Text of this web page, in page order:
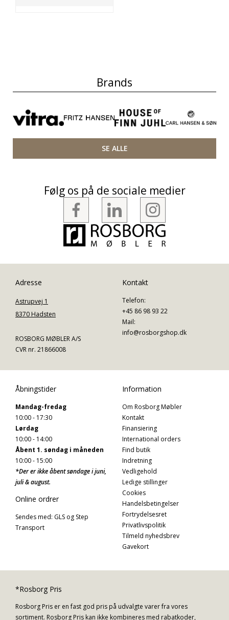
Brands
SE ALLE
Følg os på de sociale medier
Adresse
Astrupvej 1
8370 Hadsten
ROSBORG MØBLER A/S
CVR nr. 21866008
Kontakt
Telefon:
+45 86 98 93 22
Mail:
info@rosborgshop.dk
Åbningstider
Mandag-fredag
10:00 - 17:30
Lørdag
10:00 - 14:00
Åbent 1. søndag i måneden
10:00 - 15:00
*Der er ikke åbent søndage i juni,
juli & august.
Online ordrer
Sendes med: GLS og Step
Transport
Information
Om Rosborg Møbler
Kontakt
Finansiering
International orders
Find butik
Indretning
Vedligehold
Ledige stillinger
Cookies
Handelsbetingelser
Fortrydelsesret
Privatlivspolitik
Tilmeld nyhedsbrev
Gavekort
*Rosborg Pris
Rosborg Pris er en fast god pris på udvalgte varer fra vores
sortiment. Rosborg Pris kan ikke kombineres med rabatkoder,